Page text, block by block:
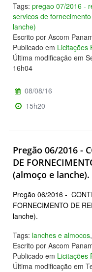
Tags: pregao 07/2016 -
servicos de
lanche)
Escrito por Ascom
Publicado em Licitações
Última modificação em
16h04
08/08/16
15h20
Pregão 06/2016 -
DE
(almoço e lanche).
Pregão 06/2016 -
FORNECIMENTO DE
lanche).
Tags: lanches e almocos,
Escrito por Ascom
Publicado em Licitações
Última modificação em